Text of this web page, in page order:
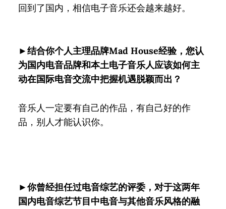
回到了国内，相信电子音乐还会越来越好。
►结合你个人主理品牌Mad House经验，您认
为国内电音品牌和本土电子音乐人应该如何主
动在国际电音交流中把握机遇脱颖而出？
音乐人一定要有自己的作品，有自己好的作
品，别人才能认识你。
►你曾经担任过电音综艺的评委，对于这两年
国内电音综艺节目中电音与其他音乐风格的融